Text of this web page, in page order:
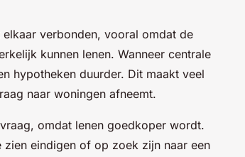
verbonden, vooral omdat de
kunnen lenen. Wanneer centrale
hypotheken duurder. Dit maakt veel
naar woningen afneemt.
omdat lenen goedkoper wordt.
eindigen of op zoek zijn naar een